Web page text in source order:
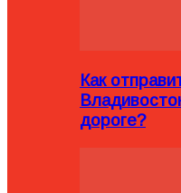
Как
дороге?